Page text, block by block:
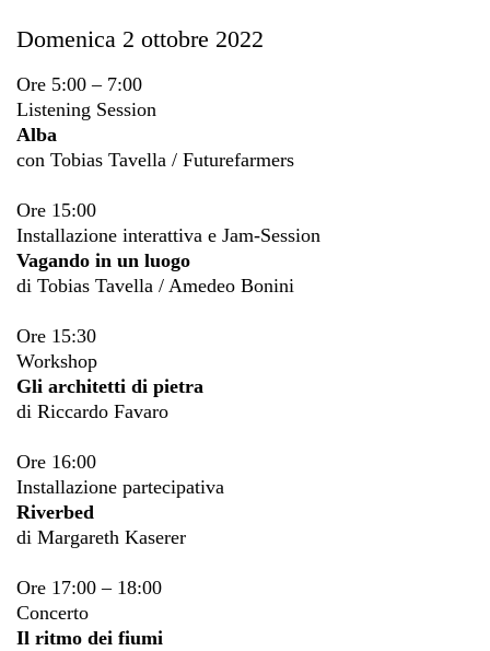
Domenica 2 ottobre 2022
Ore 5:00 – 7:00
Listening Session
Alba
con Tobias Tavella / Futurefarmers
Ore 15:00
Installazione interattiva e Jam-Session
Vagando in un luogo
di Tobias Tavella / Amedeo Bonini
Ore 15:30
Workshop
Gli architetti di pietra
di Riccardo Favaro
Ore 16:00
Installazione partecipativa
Riverbed
di Margareth Kaserer
Ore 17:00 – 18:00
Concerto
Il ritmo dei fiumi